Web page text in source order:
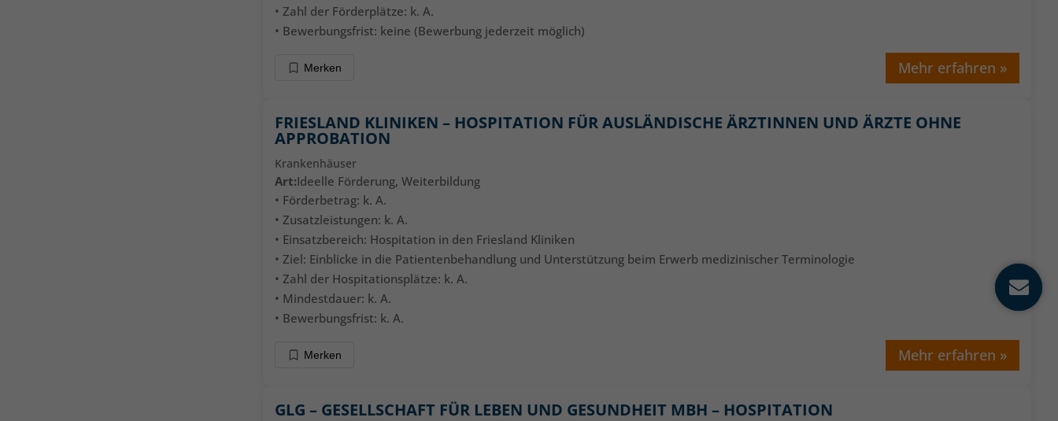
• Zahl der Förderplätze: k. A.
• Bewerbungsfrist: keine (Bewerbung jederzeit möglich)
Merken Mehr erfahren »
FRIESLAND KLINIKEN – HOSPITATION FÜR AUSLÄNDISCHE ÄRZTINNEN UND ÄRZTE OHNE
APPROBATION
Krankenhäuser
Art:Ideelle Förderung, Weiterbildung
• Förderbetrag: k. A.
• Zusatzleistungen: k. A.
• Einsatzbereich: Hospitation in den Friesland Kliniken
• Ziel: Einblicke in die Patientenbehandlung und Unterstützung beim Erwerb medizinischer Terminologie
• Zahl der Hospitationsplätze: k. A.
• Mindestdauer: k. A.
• Bewerbungsfrist: k. A.
Merken Mehr erfahren »
GLG – GESELLSCHAFT FÜR LEBEN UND GESUNDHEIT MBH – HOSPITATION